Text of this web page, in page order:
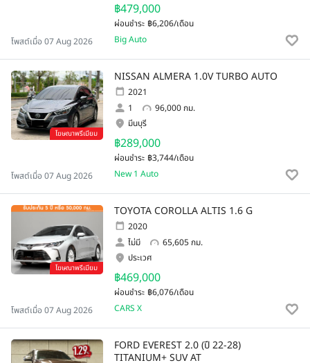
฿479,000
ผ่อนชำระ ฿6,206/เดือน
โพสต์เมื่อ 07 Aug 2026 Big Auto
โฆษณาพรีเมียม
NISSAN ALMERA 1.0V TURBO AUTO
2021
1
96,000 กม.
฿289,000
ผ่อนชำระ ฿3,744/เดือน
มีนบุรี
โพสต์เมื่อ 07 Aug 2026 New 1 Auto
โฆษณาพรีเมียม
TOYOTA COROLLA ALTIS 1.6 G
2020
ไม่มี
65,605 กม.
฿469,000
ผ่อนชำระ ฿6,076/เดือน
ประเวศ
โพสต์เมื่อ 07 Aug 2026 CARS X
FORD EVEREST 2.0 (ปี 22-28)
TITANIUM+ SUV AT